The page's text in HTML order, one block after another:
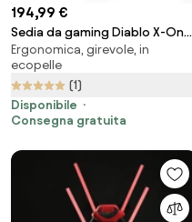
194,99 €
Sedia da gaming Diablo X-One
2.0 Normal Size: Nero-rosso
Ergonomica, girevole, in
ecopelle
(1)
Disponibile
Consegna gratuita